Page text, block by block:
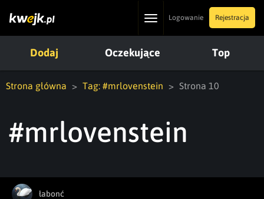
ToggleLogowanie Rejestracja
Dodaj Oczekujące Top
Strona główna Tag: #mrlovenstein Strona 10
#mrlovenstein
łabonć